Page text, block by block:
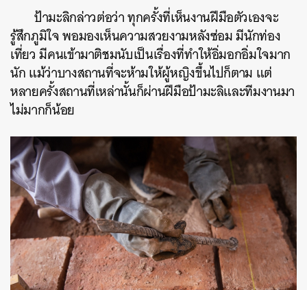
ป้ามะลิกล่าวต่อว่า ทุกครั้งที่เห็นงานฝีมือตัวเองจะ
รู้สึกภูมิใจ พอมองเห็นความสวยงามหลังซ่อม มีนักท่อง
เที่ยว มีคนเข้ามาติชมนับเป็นเรื่องที่ทำให้อิ่มอกอิ่มใจมาก
นัก แม้ว่าบางสถานที่จะห้ามให้ผู้หญิงขึ้นไปก็ตาม แต่
หลายครั้งสถานที่เหล่านั้นก็ผ่านฝีมือป้ามะลิและทีมงานมา
ไม่มากก็น้อย